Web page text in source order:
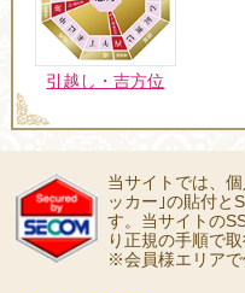
引越し・吉方位
当サイトでは、
ッカー｣の貼付と
す。当サイトの
り正規の手順で
※会員様エリアで